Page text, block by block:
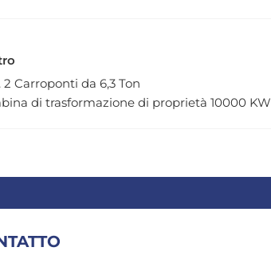
2 Carroponti da 6,3 Ton
di trasformazione di proprietà 10000 KW